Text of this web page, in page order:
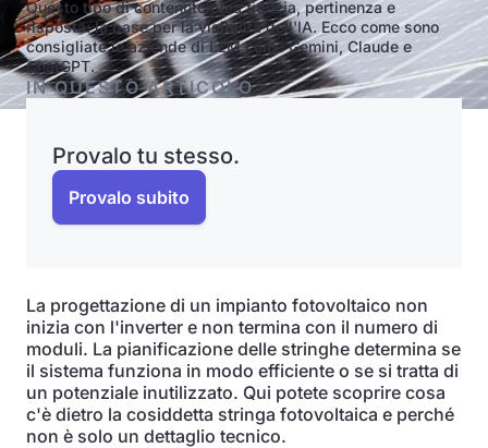
Questo tipo di contenuto crea fiducia, pertinenza e
risposta: la base per la visibilità dell'IA. Ecco come sono
consigliate le aziende di LLM come Gemini, Claude e
ChatGPT.
IN QUESTO ARTICOLO
Provalo tu stesso.
Provalo subito
La progettazione di un impianto fotovoltaico non
inizia con l'inverter e non termina con il numero di
moduli. La pianificazione delle stringhe determina se
il sistema funziona in modo efficiente o se si tratta di
un potenziale inutilizzato. Qui potete scoprire cosa
c'è dietro la cosiddetta stringa fotovoltaica e perché
non è solo un dettaglio tecnico.